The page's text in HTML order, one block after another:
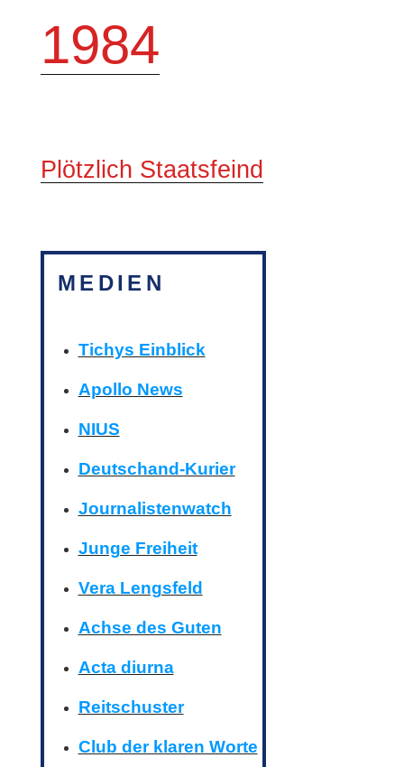
1984
Plötzlich Staatsfeind
MEDIEN
Tichys Einblick
Apollo News
NIUS
Deutschand-Kurier
Journalistenwatch
Junge Freiheit
Vera Lengsfeld
Achse des Guten
Acta diurna
Reitschuster
Club der klaren Worte